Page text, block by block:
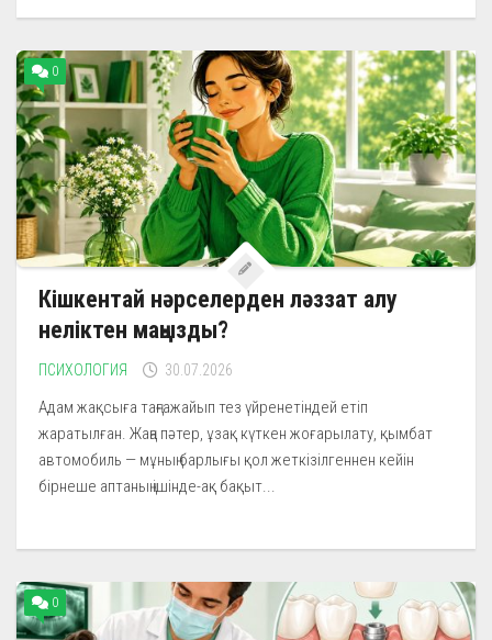
0
Кішкентай нәрселерден ләззат алу
неліктен маңызды?
ПСИХОЛОГИЯ 30.07.2026
Адам жақсыға таңғажайып тез үйренетіндей етіп
жаратылған. Жаңа пәтер, ұзақ күткен жоғарылату, қымбат
автомобиль — мұның барлығы қол жеткізілгеннен кейін
бірнеше аптаның ішінде-ақ бақыт...
0